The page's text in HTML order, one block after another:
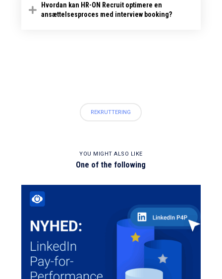
Hvordan kan HR-ON Recruit optimere en
ansættelsesproces med interview booking?
REKRUTTERING
YOU MIGHT ALSO LIKE
One of the following